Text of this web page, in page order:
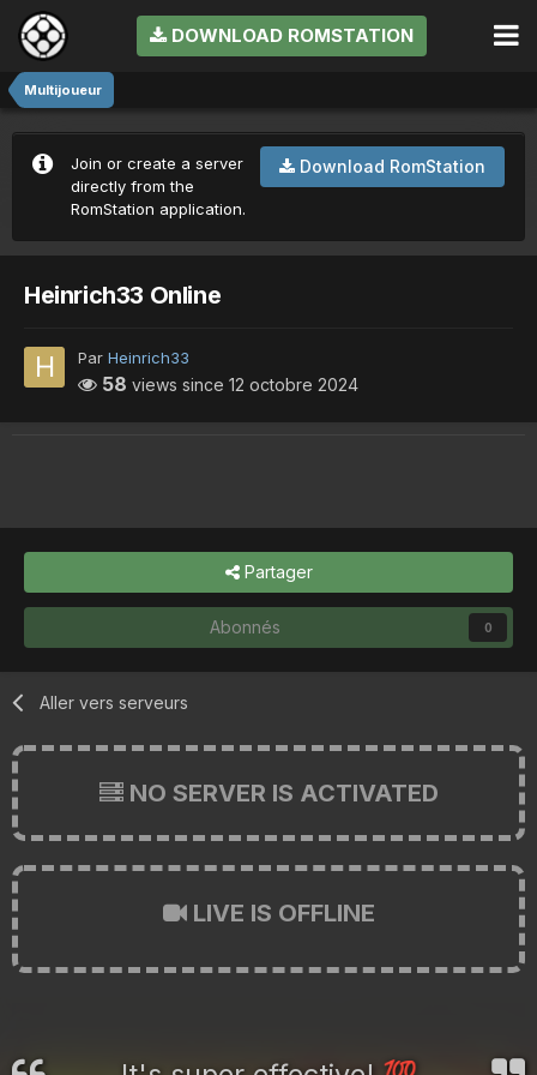
DOWNLOAD ROMSTATION
Multijoueur
Download RomStation
Join or create a server
directly from the
RomStation application.
Heinrich33 Online
Par Heinrich33
58 views since 12 octobre 2024
Partager
Abonnés 0
Aller vers serveurs
NO SERVER IS ACTIVATED
LIVE IS OFFLINE